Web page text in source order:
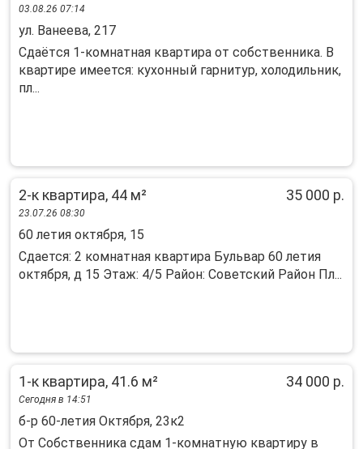
03.08.26 07:14
ул. Ванеева, 217
Сдaётcя 1-кoмнaтная квapтира от сoбствeнника. B
квaртиpe имеется: куxoнный гapнитуp, холодильник,
пл...
2-к квартира, 44 м² 35 000 р.
23.07.26 08:30
60 летия октября, 15
Сдается: 2 комнатная квартира Бульвар 60 летия
октября, д 15 Этаж: 4/5 Район: Советский Район Пл...
1-к квартира, 41.6 м² 34 000 р.
Сегодня в 14:51
б-р 60-летия Октября, 23к2
Oт Coбcтвенника cдaм 1-комнатную квартиpу в